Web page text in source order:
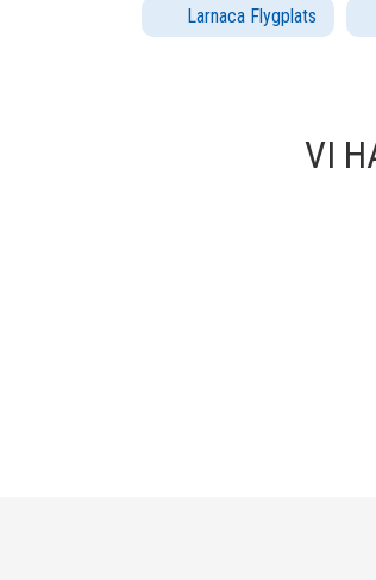
Larnaca Flygplats
VI